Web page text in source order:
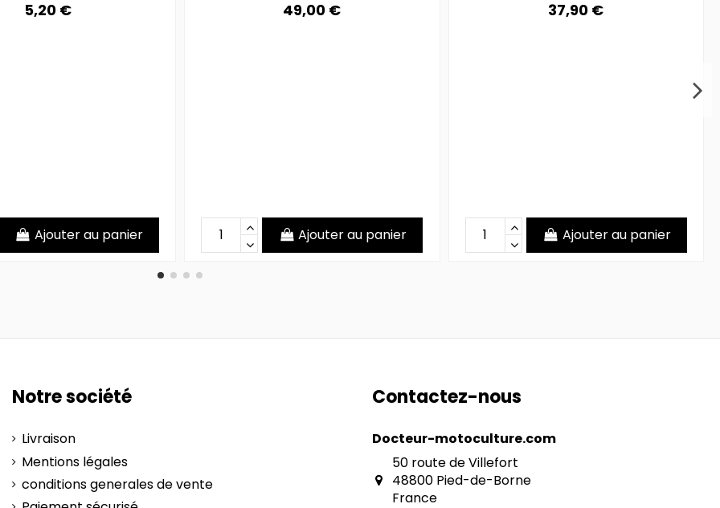
5,20 €
Ajouter au panier
49,00 €
Ajouter au panier
37,90 €
Ajouter au panier
Notre société
Livraison
Mentions légales
conditions generales de vente
Contactez-nous
Docteur-motoculture.com
50 route de Villefort
48800 Pied-de-Borne
France